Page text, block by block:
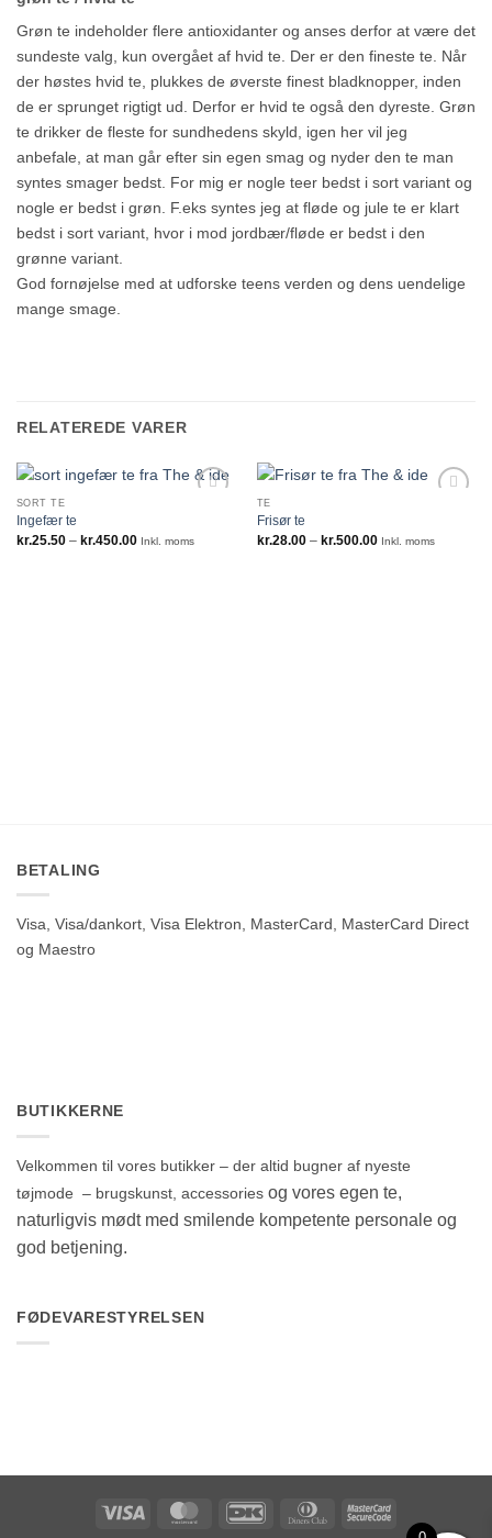
Grøn te indeholder flere antioxidanter og anses derfor at være det
sundeste valg, kun overgået af hvid te. Der er den fineste te. Når
der høstes hvid te, plukkes de øverste finest bladknopper, inden
de er sprunget rigtigt ud. Derfor er hvid te også den dyreste. Grøn
te drikker de fleste for sundhedens skyld, igen her vil jeg
anbefale, at man går efter sin egen smag og nyder den te man
syntes smager bedst. For mig er nogle teer bedst i sort variant og
nogle er bedst i grøn. F.eks syntes jeg at fløde og jule te er klart
bedst i sort variant, hvor i mod jordbær/fløde er bedst i den
grønne variant.
God fornøjelse med at udforske teens verden og dens uendelige
mange smage.
RELATEREDE VARER
SORT TE
Ingefær te
kr.25.50 – kr.450.00Prisinterval:
Inkl. moms
TE
Frisør te
kr.28.00 – kr.500.00Prisinterval:
Inkl. moms
BETALING
Visa, Visa/dankort, Visa Elektron, MasterCard, MasterCard Direct
og Maestro
BUTIKKERNE
Velkommen til vores butikker – der altid bugner af nyeste
tøjmode – brugskunst, accessories og vores egen te,
naturligvis mødt med smilende kompetente personale og
god betjening.
FØDEVARESTYRELSEN
Visa MasterCard DanKort
Dinners
MasterCard